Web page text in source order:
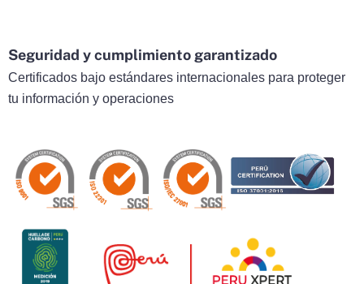
Seguridad y cumplimiento garantizado
Certificados bajo estándares internacionales para proteger
tu información y operaciones